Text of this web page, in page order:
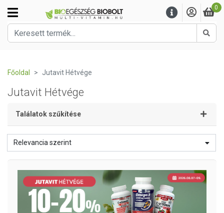
0
Főoldal Jutavit Hétvége
Jutavit Hétvége
Találatok szűkítése
Relevancia szerint